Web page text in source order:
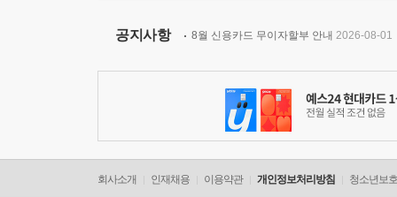
공지사항 8월 신용카드 무이자할부 안내 2026-08-01
회사소개 인재채용 이용약관 개인정보처리방침 청소년보